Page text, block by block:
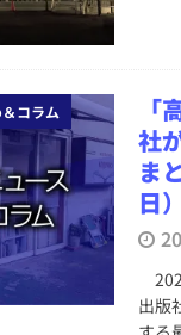
年8月3日 ] 「講談社、著
コラム
年8月2日 ] EUが生成AI
出版ニュースまとめ
年8月1日 ] 文科省、プ
版ニュースまとめ
年7月31日 ] HON.jp
コラム
社
ま
日
出版